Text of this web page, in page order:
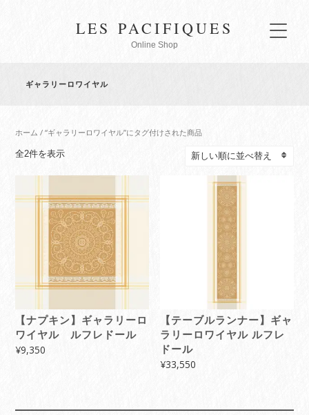
LES PACIFIQUES
Online Shop
ギャラリーロワイヤル
ホーム / “ギャラリーロワイヤル”にタグ付けされた商品
全2件を表示新
順
【ナプキン】ギャラリーロ
ワイヤル ルフレドール
¥9,350
【テーブルランナー】ギャ
ラリーロワイヤル ルフレ
ドール
¥33,550